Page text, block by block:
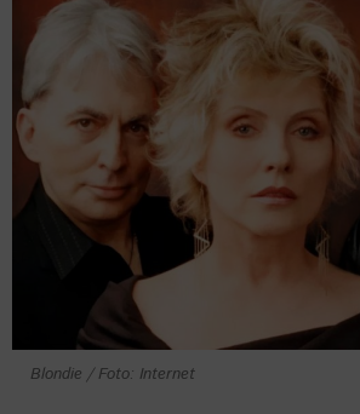
Blondie / Foto: Internet